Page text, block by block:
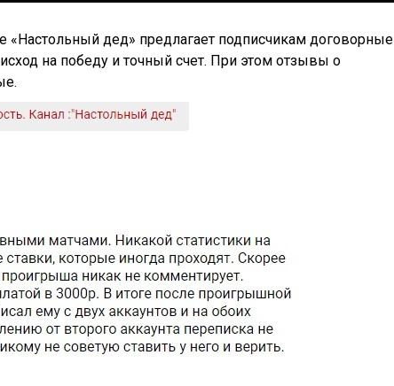
«Настольный дед» предлагает подписчикам договорные
на победу и точный счет. При этом отзывы о